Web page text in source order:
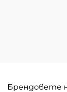
Брендовете